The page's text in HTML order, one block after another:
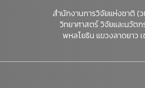
สำนักงานการวิจัยแห่งชาติ (
วิทยาศาสตร์ วิจัยและนวัต
พหลโยธิน แขวงลาดยาว